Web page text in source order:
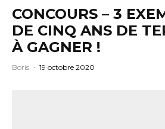
CONCOURS – 3
DE CINQ ANS DE
À GAGNER !
Boris · 19 octobre 2020